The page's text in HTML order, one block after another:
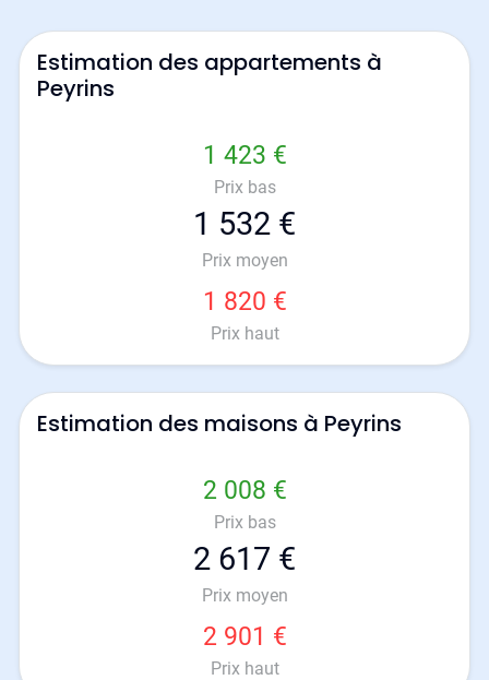
Estimation des appartements à
Peyrins
1 423 €
Prix bas
1 532 €
Prix moyen
1 820 €
Prix haut
Estimation des maisons à Peyrins
2 008 €
Prix bas
2 617 €
Prix moyen
2 901 €
Prix haut